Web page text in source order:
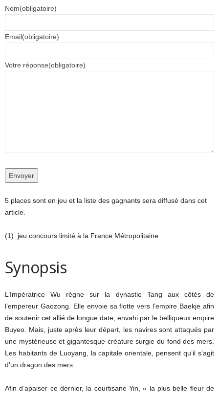
Nom(obligatoire)
Email(obligatoire)
Votre réponse(obligatoire)
Envoyer
5 places sont en jeu et la liste des gagnants sera diffusé dans cet
article.
(1) jeu concours limité à la France Métropolitaine
Synopsis
L’Impératrice Wu règne sur la dynastie Tang aux côtés de
l’empereur Gaozong. Elle envoie sa flotte vers l’empire Baekje afin
de soutenir cet allié de longue date, envahi par le belliqueux empire
Buyeo. Mais, juste après leur départ, les navires sont attaqués par
une mystérieuse et gigantesque créature surgie du fond des mers.
Les habitants de Luoyang, la capitale orientale, pensent qu’il s’agit
d’un dragon des mers.
Afin d’apaiser ce dernier, la courtisane Yin, « la plus belle fleur de